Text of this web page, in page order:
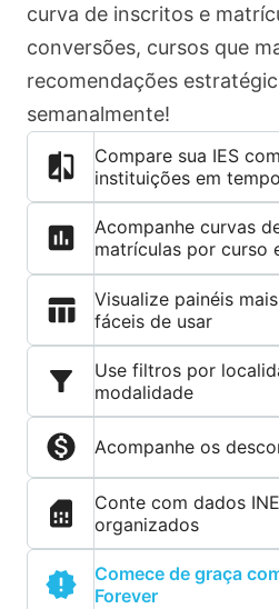
curva de inscritos e
conversões, cursos que
recomendações
semanalmente!
Compare sua IES
instituições em
Acompanhe curvas
matrículas por curso
Visualize painéis
fáceis de usar
Use filtros por
modalidade
Acompanhe os
Conte com dados
organizados
Comece de graça
Forever